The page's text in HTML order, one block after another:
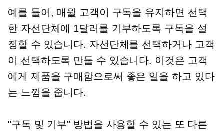
예를 들어, 매월 고객이 구독을 유지하면 선택
한 자선단체에 1달러를 기부하도록 구독을 설
정할 수 있습니다. 자선단체를 선택하거나 고객
이 선택하도록 만들 수 있습니다. 이것은 고객
에게 제품을 구매함으로써 좋은 일을 하고 있다
는 느낌을 줍니다.
"구독 및 기부" 방법을 사용할 수 있는 또 다른